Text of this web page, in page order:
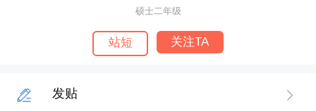
硕士二年级
站短 关注TA
发贴